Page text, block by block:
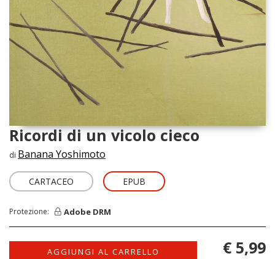
Ricordi di un vicolo cieco
di Banana Yoshimoto
CARTACEO EPUB
Protezione: Adobe DRM
AGGIUNGI AL CARRELLO € 5,99